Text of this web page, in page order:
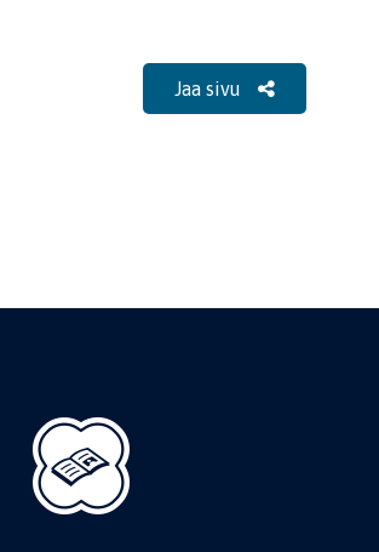
Jaa sivu